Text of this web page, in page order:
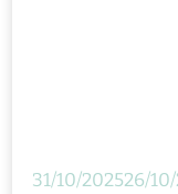
31/10/202526/